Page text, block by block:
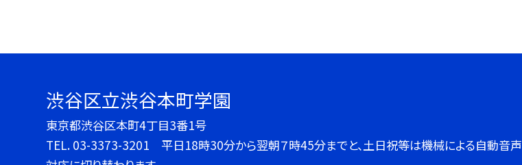
渋谷区立渋谷本町学園
東京都渋谷区本町4丁目3番1号
TEL. 03-3373-3201 平日18時30分から翌朝７時45分までと、土日祝等は機械による自動音声